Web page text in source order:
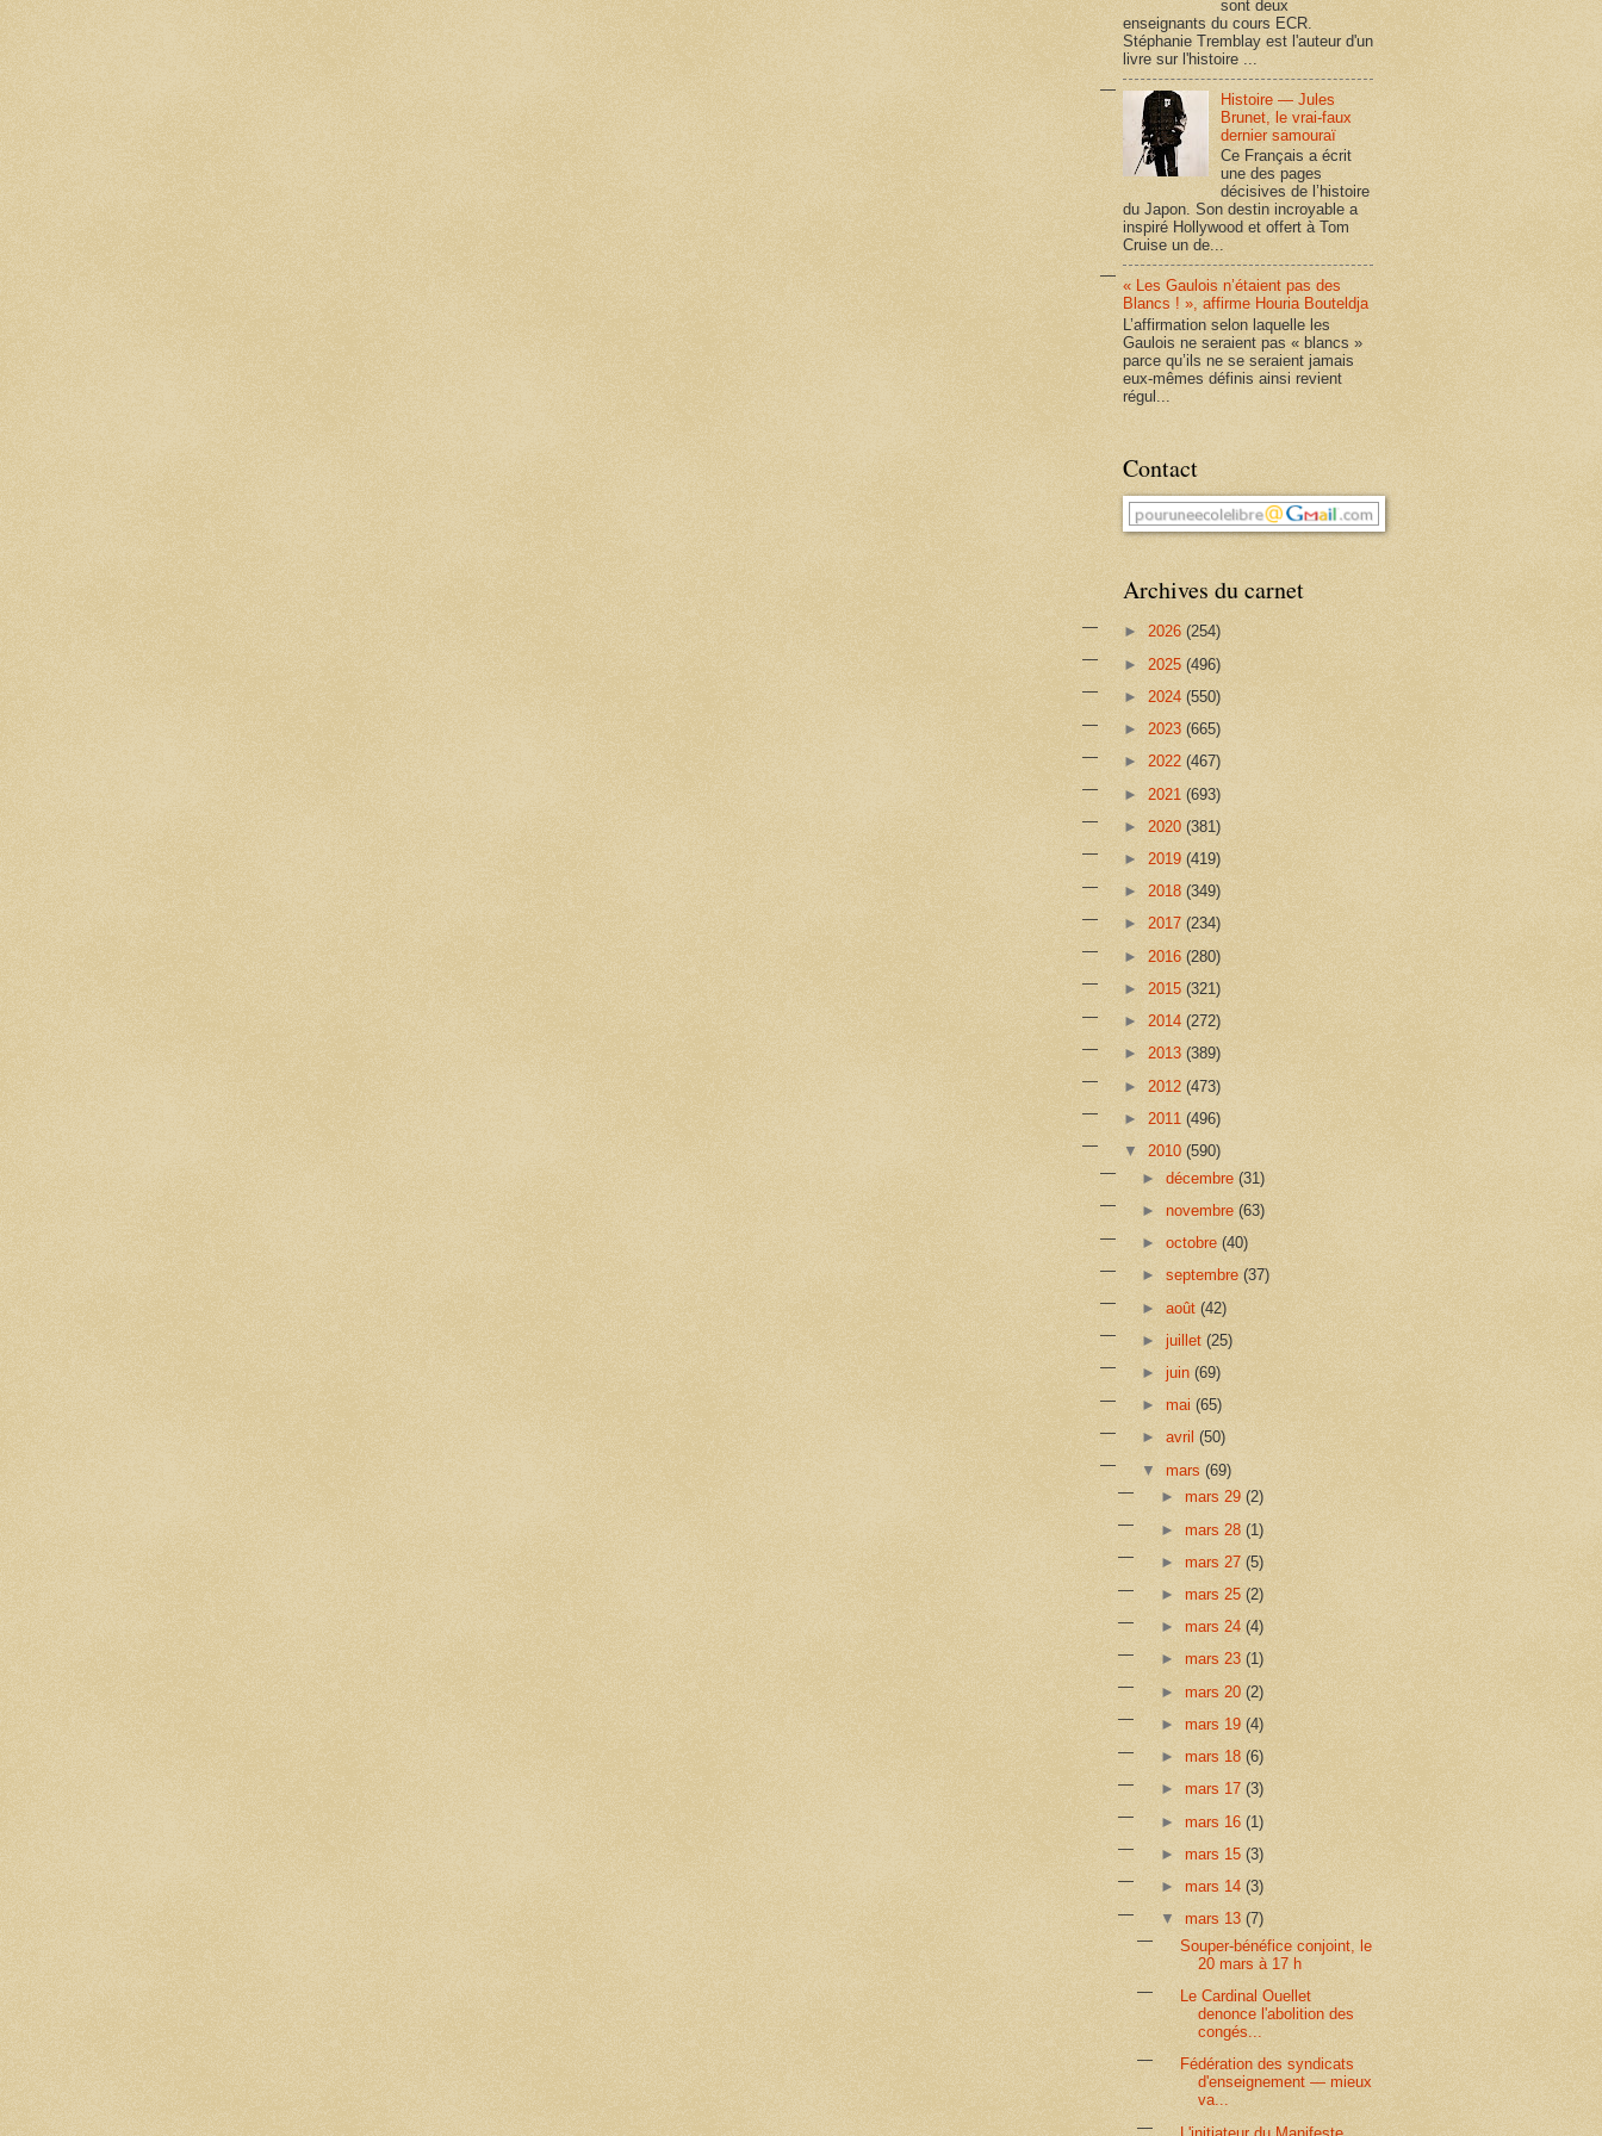
sont deux
enseignants du cours ECR.
Stéphanie Tremblay est l'auteur d'un
livre sur l'histoire ...
Histoire — Jules
Brunet, le vrai-faux
dernier samouraï
Ce Français a écrit
une des pages
décisives de l’histoire
du Japon. Son destin incroyable a
inspiré Hollywood et offert à Tom
Cruise un de...
« Les Gaulois n’étaient pas des
Blancs ! », affirme Houria Bouteldja
L’affirmation selon laquelle les
Gaulois ne seraient pas « blancs »
parce qu’ils ne se seraient jamais
eux-mêmes définis ainsi revient
régul...
Contact
Archives du carnet
► 2026 (254)
► 2025 (496)
► 2024 (550)
► 2023 (665)
► 2022 (467)
► 2021 (693)
► 2020 (381)
► 2019 (419)
► 2018 (349)
► 2017 (234)
► 2016 (280)
► 2015 (321)
► 2014 (272)
► 2013 (389)
► 2012 (473)
► 2011 (496)
▼ 2010 (590)
►décembre(31)
►novembre(63)
►octobre(40)
►septembre(37)
►août(42)
►juillet(25)
►juin(69)
►mai(65)
►avril(50)
▼ mars(69)
► mars 29 (2)
► mars 28 (1)
► mars 27 (5)
► mars 25 (2)
► mars 24 (4)
► mars 23 (1)
► mars 20 (2)
► mars 19 (4)
► mars 18 (6)
► mars 17 (3)
► mars 16 (1)
► mars 15 (3)
► mars 14 (3)
▼ mars 13 (7)
Souper-bénéfice conjoint, le
20 mars à 17 h
Le Cardinal Ouellet
denonce l'abolition des
congés...
Fédération des syndicats
d'enseignement — mieux
va...